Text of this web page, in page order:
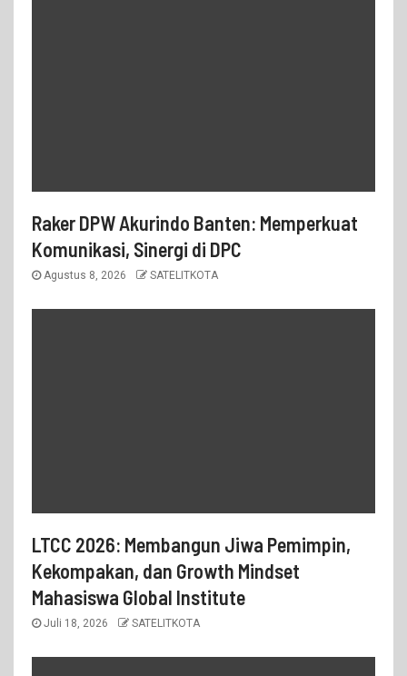
Raker DPW Akurindo Banten: Memperkuat
Komunikasi, Sinergi di DPC
Agustus 8, 2026 SATELITKOTA
LTCC 2026: Membangun Jiwa Pemimpin,
Kekompakan, dan Growth Mindset
Mahasiswa Global Institute
Juli 18, 2026 SATELITKOTA